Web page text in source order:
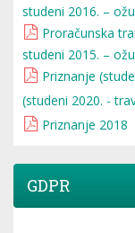
studeni 2016. –
Proračunska
studeni 2015. –
Priznanje
(studeni 2020. -
Priznanje 2018
GDPR